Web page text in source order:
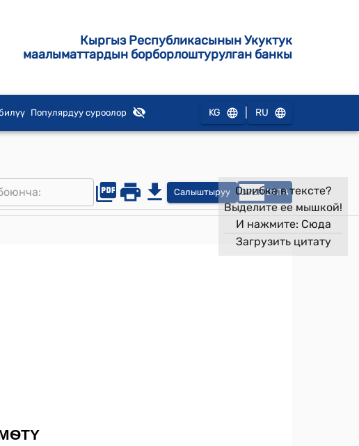
Кыргыз Республикасынын Укуктук
маалыматтардын борборлоштурулган банкы
Популярдуу суроолор KG RU
Салыштыруу OPEN DATA
Ошибка в тексте?
Выделите ее мышкой!
И нажмите: Сюда
Загрузить цитату